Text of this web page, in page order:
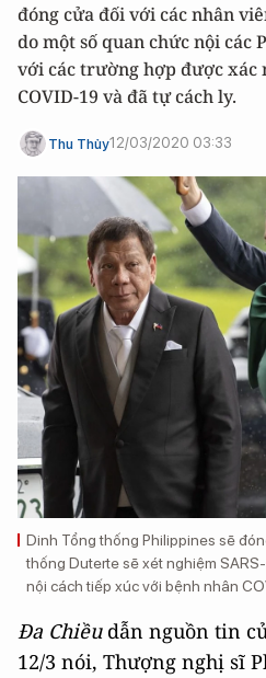
đóng cửa đối với các nhân
do một số quan chức nội các
với các trường hợp được xác
COVID-19 và đã tự cách ly.
Thu Thủy12/03/2020 03:33
Dinh Tổng thống Philippines sẽ
thống Duterte sẽ xét nghiệm
nội cách tiếp xúc với bệnh nhân
Đa Chiềudẫn nguồn tin
12/3 nói, Thượng nghị sĩ